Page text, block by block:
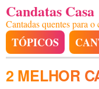
Candatas Casa
Cantadas quentes para
TÓPICOS
2 MELHOR